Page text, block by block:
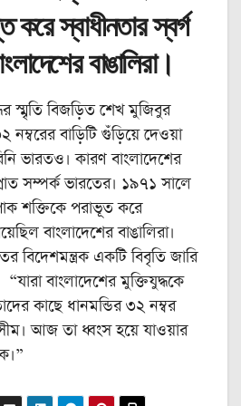
স্বাধীনতার স্বর্গ
বাঙালিরা।
স্মৃতি বিজড়িত শেখ মুজিবুর
নম্বরের বাড়িটি গুঁড়িয়ে দেওয়া
ভারতও। কারণ বাংলাদেশের
সম্পর্ক ভারতের। ১৯৭১ সালে
শক্তিকে পরাভূত করে
বাংলাদেশের বাঙালিরা।
বিদেশমন্ত্রক একটি বিবৃতি জারি
বাংলাদেশের মুক্তিযুদ্ধকে
কাছে ধানমন্ডির ৩২ নম্বর
আজ তা ধ্বংস হয়ে যাওয়ার